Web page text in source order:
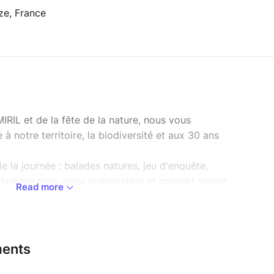
France
et de la fête de la nature, nous vous
à notre territoire, la biodiversité et aux 30 ans
la journée : balades natures, jeu d'enquête,
mais aussi restauration et concert seront
Read more